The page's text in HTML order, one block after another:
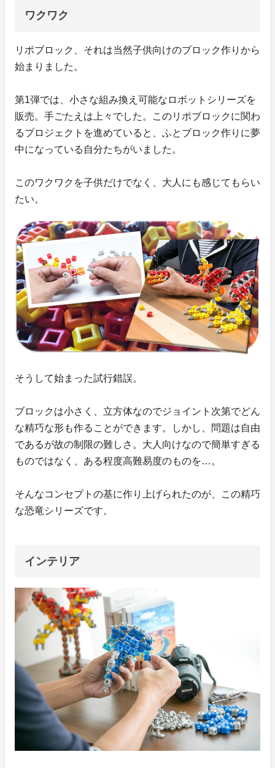
ワクワク
リポブロック、それは当然子供向けのブロック作りから
始まりました。
第1弾では、小さな組み換え可能なロボットシリーズを
販売。手ごたえは上々でした。このリポブロックに関わ
るプロジェクトを進めていると、ふとブロック作りに夢
中になっている自分たちがいました。
このワクワクを子供だけでなく、大人にも感じてもらい
たい。
そうして始まった試行錯誤。
ブロックは小さく、立方体なのでジョイント次第でどん
な精巧な形も作ることができます。しかし、問題は自由
であるが故の制限の難しさ。大人向けなので簡単すぎる
ものではなく、ある程度高難易度のものを…。
そんなコンセプトの基に作り上げられたのが、この精巧
な恐竜シリーズです。
インテリア